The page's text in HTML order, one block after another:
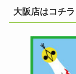
大阪店はコチ